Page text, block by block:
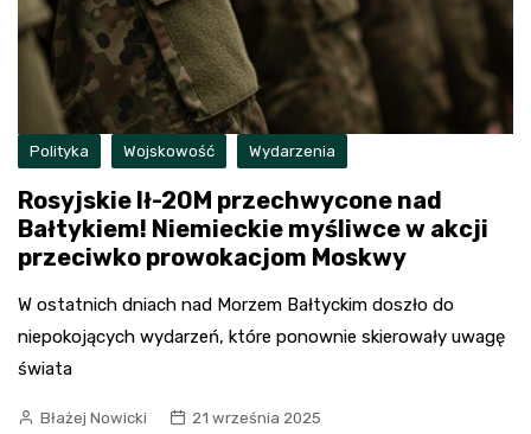
Polityka Wojskowość Wydarzenia
Rosyjskie Ił-20M przechwycone nad
Bałtykiem! Niemieckie myśliwce w akcji
przeciwko prowokacjom Moskwy
W ostatnich dniach nad Morzem Bałtyckim doszło do
niepokojących wydarzeń, które ponownie skierowały uwagę
świata
Błażej Nowicki 21 września 2025